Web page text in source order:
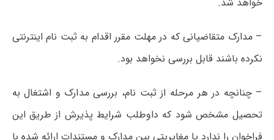
– مدارک متقاضیانی که در مهلت مقرر اقدام به ثبت نام اینترنتی
نکرده باشند قابل بررسی نخواهد بود.
– چنانچه در هر مرحله از ثبت نام، بررسی مدارک و اشتغال به
تحصیل مشخص شود که داوطلب شرایط پذیرش از طریق این
فراخوان را ندارد یا مغایریتی بین مدارک و مستندات ارائه شده با